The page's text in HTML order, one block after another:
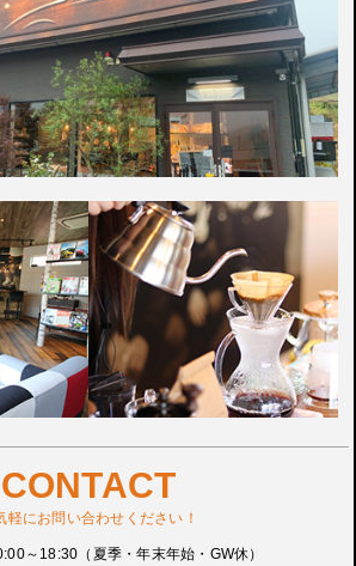
CONTACT
軽にお問い合わせください！
～18:30（夏季・年末年始・GW休）